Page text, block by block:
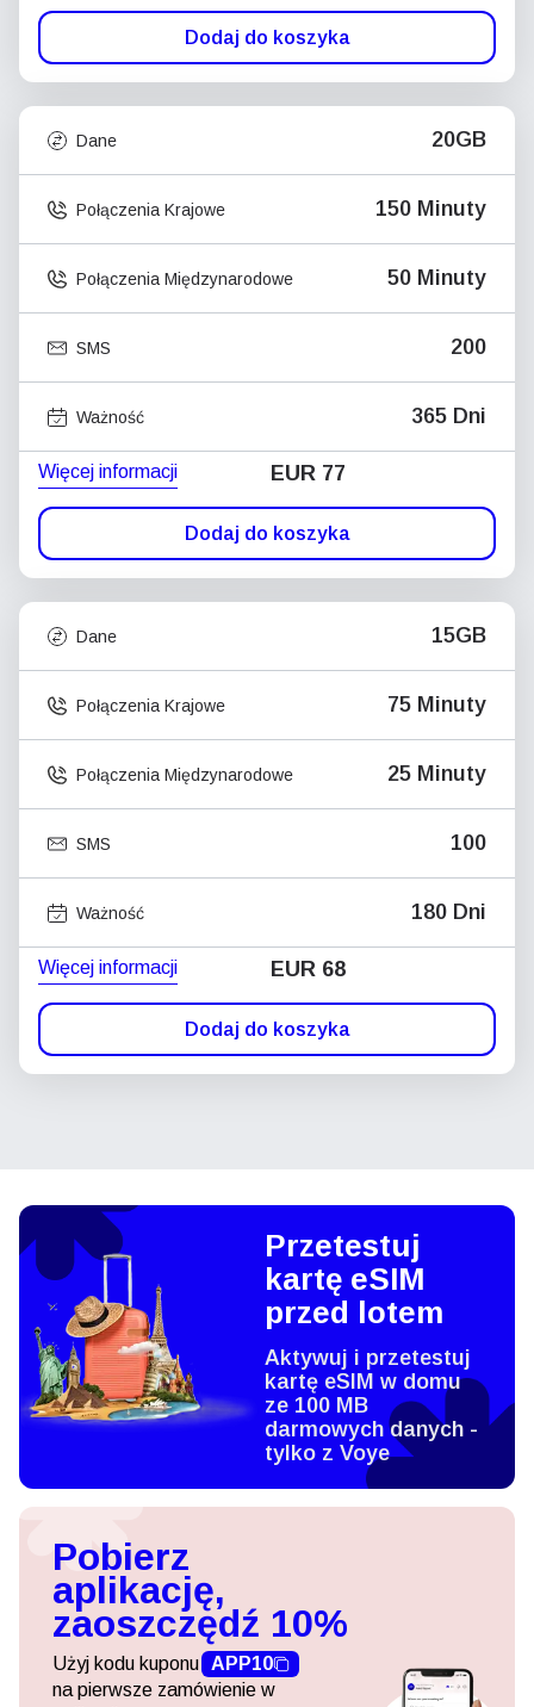
Dodaj do koszyka
Dane 20GB
Połączenia Krajowe 150 Minuty
Połączenia Międzynarodowe 50 Minuty
SMS 200
Ważność 365 Dni
Więcej informacji EUR 77
Dodaj do koszyka
Dane 15GB
Połączenia Krajowe 75 Minuty
Połączenia Międzynarodowe 25 Minuty
SMS 100
Ważność 180 Dni
Więcej informacji EUR 68
Dodaj do koszyka
Przetestuj
kartę eSIM
przed lotem
Aktywuj i przetestuj
kartę eSIM w domu
ze 100 MB
darmowych danych -
tylko z Voye
Pobierz
aplikację,
zaoszczędź 10%
Użyj kodu kuponu APP10
na pierwsze zamówienie w